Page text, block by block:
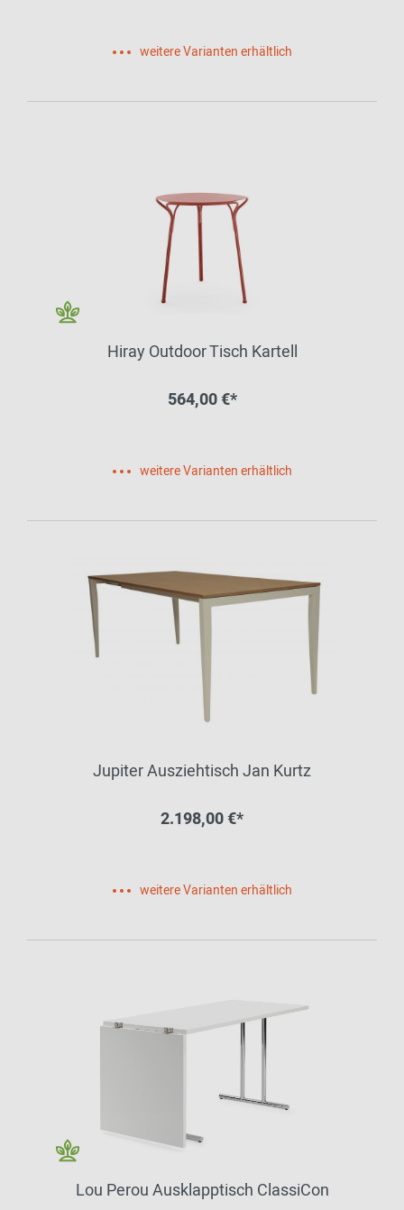
weitere Varianten erhältlich
Hiray Outdoor Tisch Kartell
564,00 €*
weitere Varianten erhältlich
Jupiter Ausziehtisch Jan Kurtz
2.198,00 €*
weitere Varianten erhältlich
Lou Perou Ausklapptisch ClassiCon